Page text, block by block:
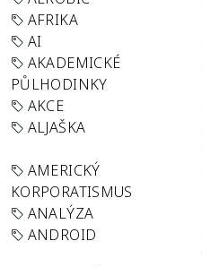
AFRIKA
AI
AKADEMICKÉ
PŮLHODINKY
AKCE
ALJAŠKA
AMERICKÝ
KORPORATISMUS
ANALÝZA
ANDROID